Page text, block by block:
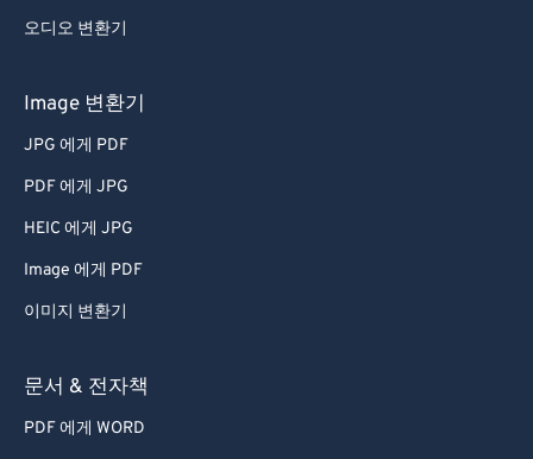
오디오 변환기
Image 변환기
JPG 에게 PDF
PDF 에게 JPG
HEIC 에게 JPG
Image 에게 PDF
이미지 변환기
문서 & 전자책
PDF 에게 WORD